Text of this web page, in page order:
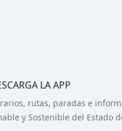
LA APP
rutas, paradas e
y Sostenible del Estado